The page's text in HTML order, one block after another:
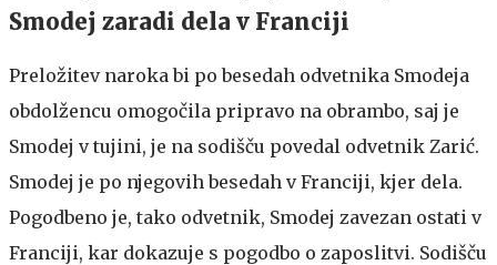
Smodej zaradi dela v Franciji
Preložitev naroka bi po besedah odvetnika Smodeja
obdolžencu omogočila pripravo na obrambo, saj je
Smodej v tujini, je na sodišču povedal odvetnik Zarić.
Smodej je po njegovih besedah v Franciji, kjer dela.
Pogodbeno je, tako odvetnik, Smodej zavezan ostati v
Franciji, kar dokazuje s pogodbo o zaposlitvi. Sodišču